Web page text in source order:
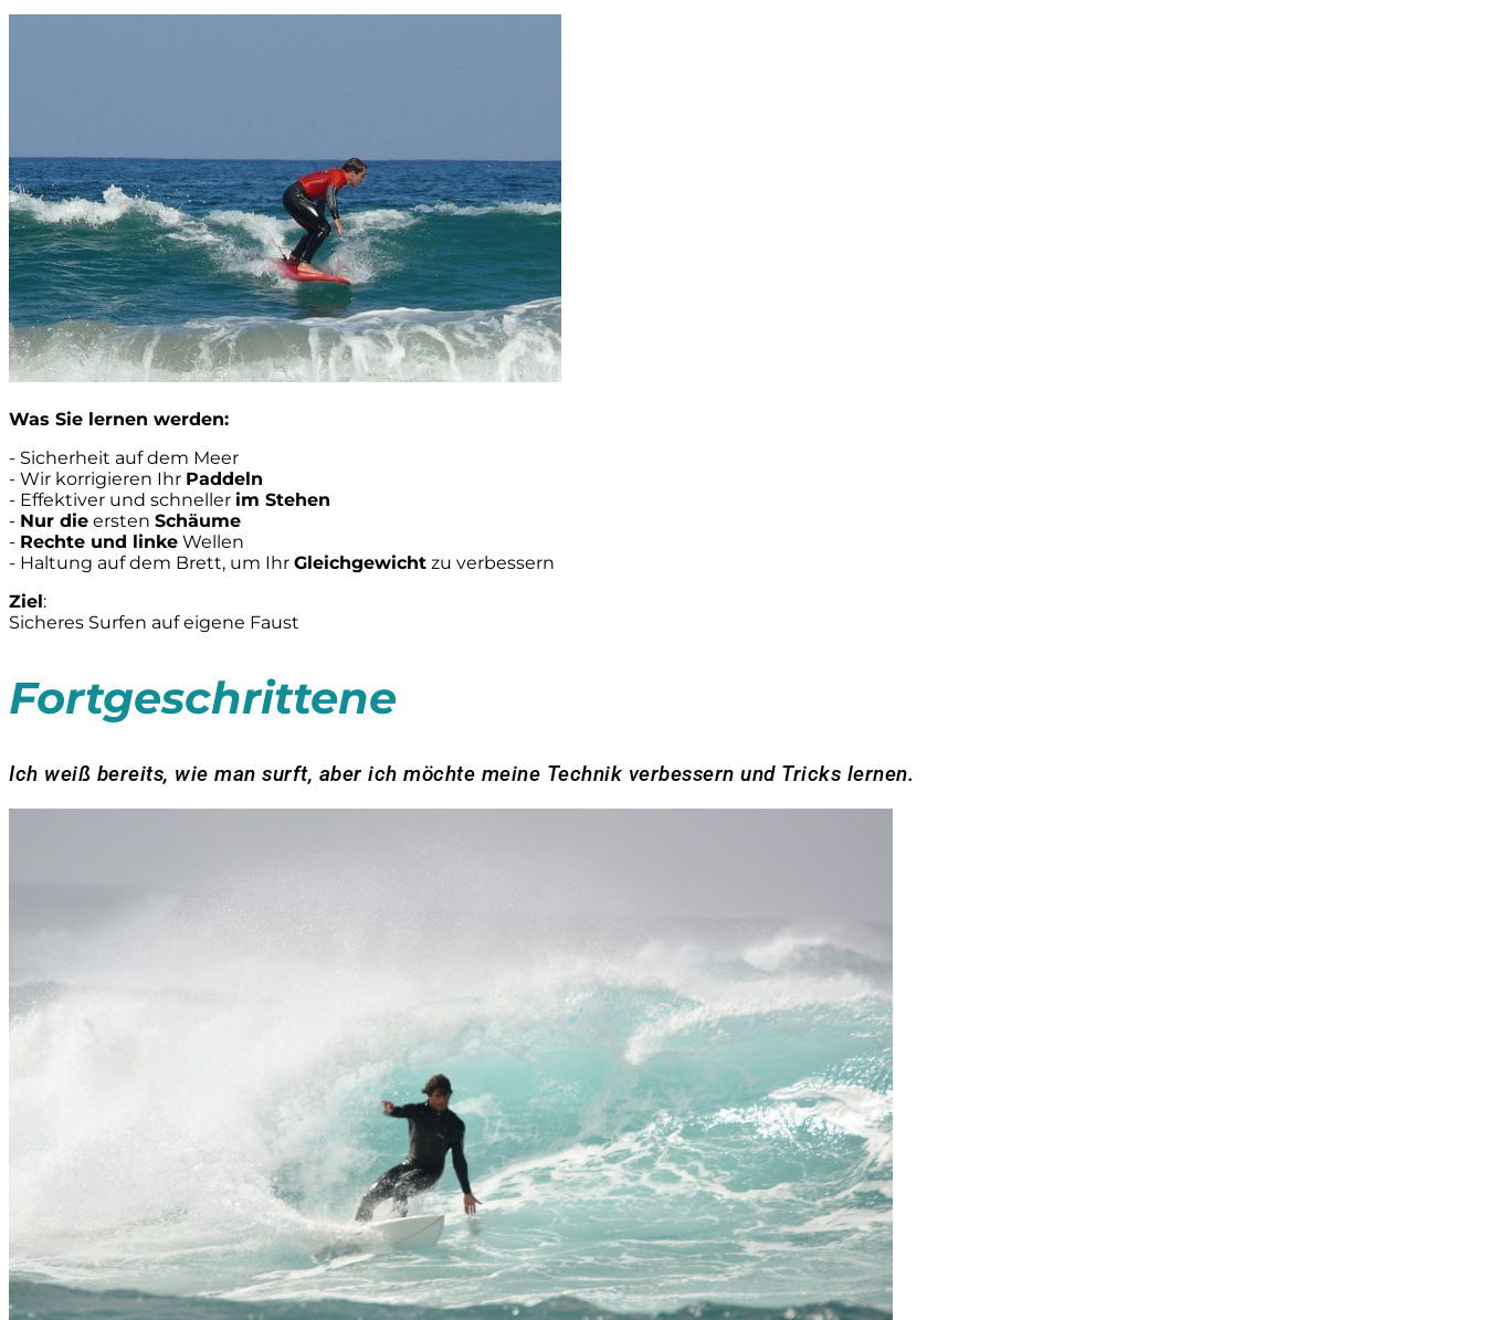
Was Sie lernen werden:
- Sicherheit auf dem Meer
- Wir korrigieren Ihr Paddeln
- Effektiver und schneller im Stehen
- Nur die ersten Schäume
- Rechte und linke Wellen
- Haltung auf dem Brett, um Ihr Gleichgewicht zu verbessern
Ziel:
Sicheres Surfen auf eigene Faust
Fortgeschrittene
Ich weiß bereits, wie man surft, aber ich möchte meine Technik verbessern und Tricks lernen.